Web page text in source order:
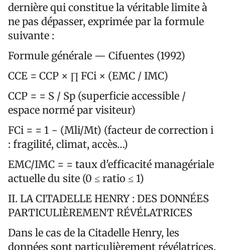
dernière qui constitue la véritable limite à
ne pas dépasser, exprimée par la formule
suivante :
Formule générale — Cifuentes (1992)
CCE = CCP × ∏ FCi × (EMC / IMC)
CCP = = S / Sp (superficie accessible /
espace normé par visiteur)
FCi = = 1 − (Mli/Mt) (facteur de correction i
: fragilité, climat, accès…)
EMC/IMC = = taux d'efficacité managériale
actuelle du site (0 ≤ ratio ≤ 1)
II. LA CITADELLE HENRY : DES DONNÉES
PARTICULIÈREMENT RÉVÉLATRICES
Dans le cas de la Citadelle Henry, les
données sont particulièrement révélatrices.